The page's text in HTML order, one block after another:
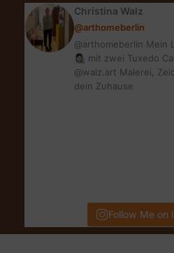
Christina Walz
@arthomeberlin
@arthomeberlin Mein
👩🏻‍🎨 mit zwei Tuxedo
@walz.art Malerei,
dein Zuhause
Follow Me on